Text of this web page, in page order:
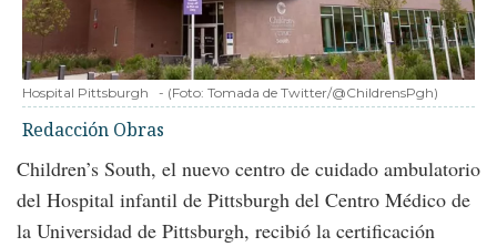
Hospital Pittsburgh - (Foto: Tomada de Twitter/@ChildrensPgh)
Redacción Obras
Children’s South, el nuevo centro de cuidado ambulatorio
del Hospital infantil de Pittsburgh del Centro Médico de
la Universidad de Pittsburgh, recibió la certificación